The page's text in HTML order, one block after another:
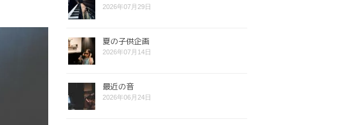
2026年07月29日
夏の子供企画
2026年07月14日
最近の音
2026年06月24日